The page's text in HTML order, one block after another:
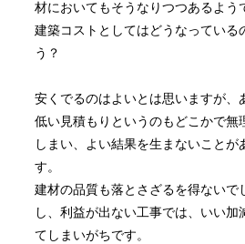
材においてもそうなりつつあるよう
建築コストとしてはどうなっている
う？
安くでるのはよいとは思いますが、
低い見積もりというのもどこかで無
しまい、よい結果を生まないことが
す。
建材の品質も落とさざるを得ないで
し、利益が出ない工事では、いい加
てしまいがちです。